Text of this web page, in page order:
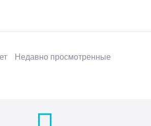
Недавно просмотренные